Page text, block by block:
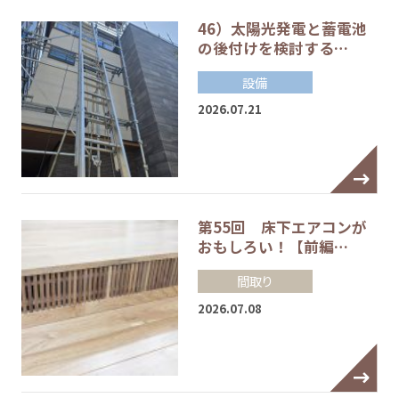
46）太陽光発電と蓄電池
の後付けを検討する…
設備
2026.07.21
第55回 床下エアコンが
おもしろい！【前編…
間取り
2026.07.08